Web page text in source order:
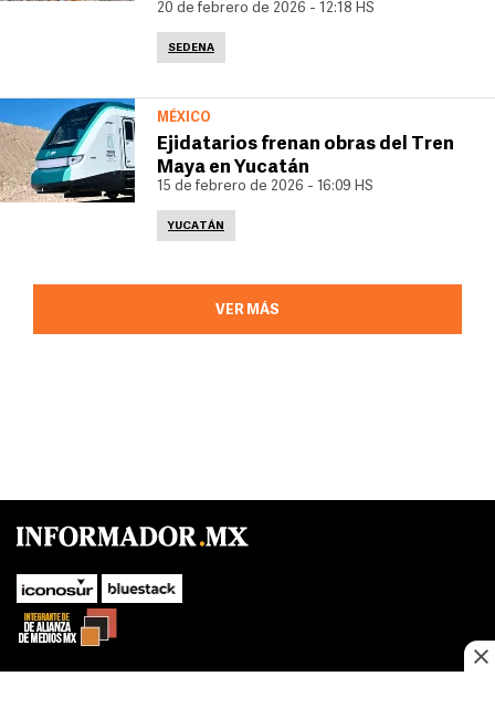
20 de febrero de 2026 - 12:18 HS
SEDENA
MÉXICO
Ejidatarios frenan obras del Tren
Maya en Yucatán
15 de febrero de 2026 - 16:09 HS
YUCATÁN
VER MÁS